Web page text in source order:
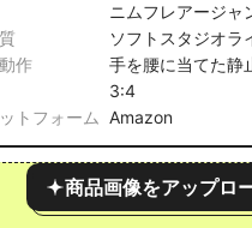
ニムフレアージャ
ソフトスタジオラ
作
手を腰に当てた静
3:4
トフォーム Amazon
商品画像をアップロ